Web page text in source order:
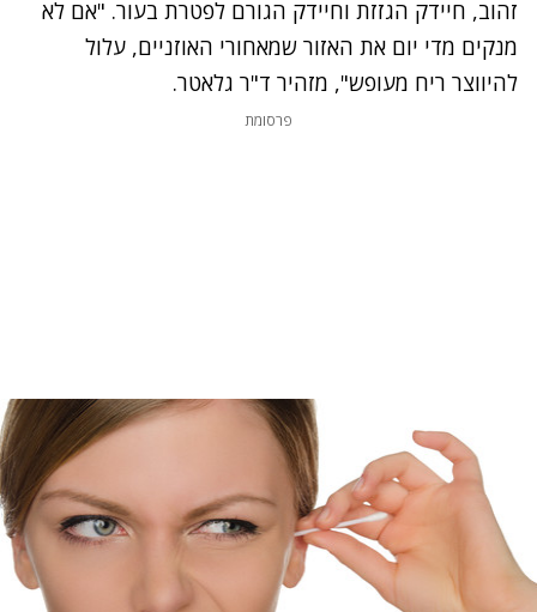
זהוב, חיידק הגזזת וחיידק הגורם לפטרת בעור. "אם לא
מנקים מדי יום את האזור שמאחורי האוזניים, עלול
להיווצר ריח מעופש", מזהיר ד"ר גלאטר.
פרסומת